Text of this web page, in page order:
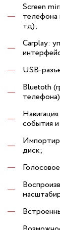
Screen
телефона
тд);
Carplay:
USB-
Bluetoth
события
диск;